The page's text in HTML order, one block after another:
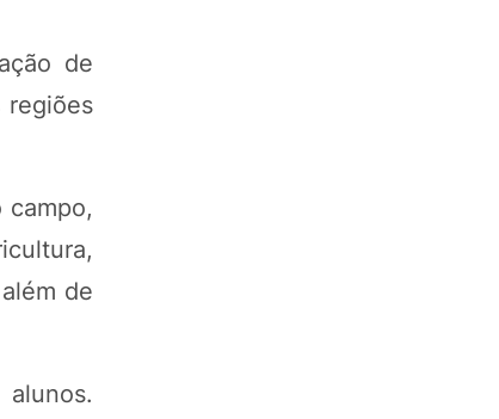
de
regiões
de